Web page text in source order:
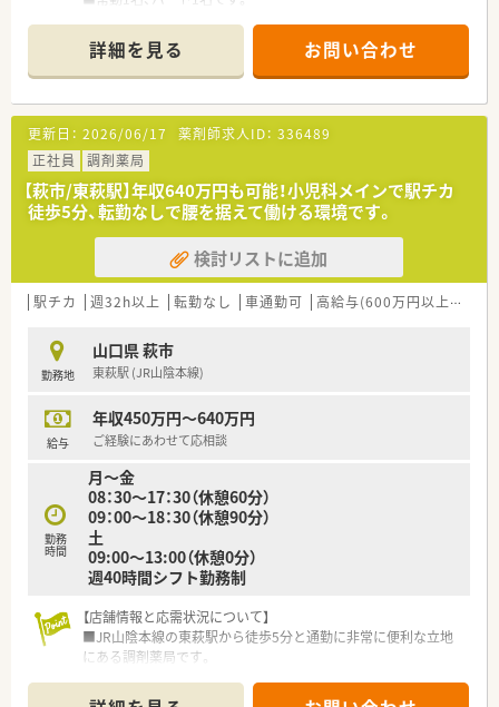
＜業務内容＞
■近隣の医院より内科、皮膚科をメインに処方応需しています。
■処方箋枚数は多い日で40枚/日程度（土曜日は10～20枚程度）
です。
＜研修制度＞
■現場の先輩薬剤師より指導を受けて頂きます。
＜法人特徴＞
■山口県萩市に2店舗展開する調剤薬局です。
■地元に密着した調剤薬局です。萩市の地域医療に積極的に取
り組んで頂ける方大歓迎です。
■社宅・住宅手当の補助も完備。遠方から転居の方は転居費用も
＜こんな方にもおすすめ＞
■地域に密着した調剤薬局で働きたい方
詳細を見る お問い合わせ
更新日： 2026/06/17 薬剤師求人ID： 336489
正社員
調剤薬局
【萩市/東萩駅】年収640万円も可能！小児科メインで駅チカ
徒歩5分、転勤なしで腰を据えて働ける環境です。
検討リストに追加
駅チカ 週32h以上 転勤なし 車通勤可 高給与(600万円以上)
勤務地
山口県 萩市
東萩駅 (JR山陰本線)
給与
年収450万円～640万円
ご経験にあわせて応相談
勤務
時間
月～金
08：30～17：30（休憩60分）
09：00～18：30（休憩90分）
土
09:00～13:00（休憩0分）
週40時間シフト勤務制
【店舗情報と応需状況について】
■JR山陰本線の東萩駅から徒歩5分と通勤に非常に便利な立地
にある調剤薬局です。
枚応需しています。